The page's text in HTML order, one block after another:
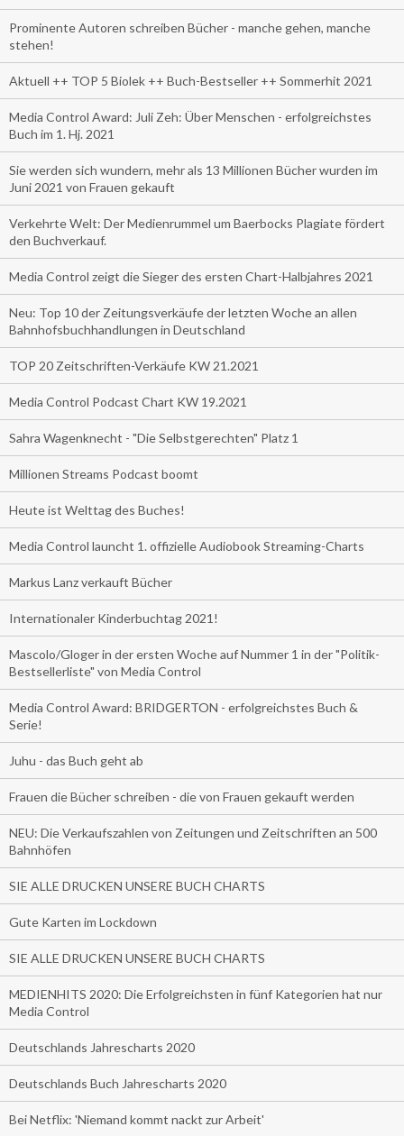
Prominente Autoren schreiben Bücher - manche gehen, manche
stehen!
Aktuell ++ TOP 5 Biolek ++ Buch-Bestseller ++ Sommerhit 2021
Media Control Award: Juli Zeh: Über Menschen - erfolgreichstes
Buch im 1. Hj. 2021
Sie werden sich wundern, mehr als 13 Millionen Bücher wurden im
Juni 2021 von Frauen gekauft
Verkehrte Welt: Der Medienrummel um Baerbocks Plagiate fördert
den Buchverkauf.
Media Control zeigt die Sieger des ersten Chart-Halbjahres 2021
Neu: Top 10 der Zeitungsverkäufe der letzten Woche an allen
Bahnhofsbuchhandlungen in Deutschland
TOP 20 Zeitschriften-Verkäufe KW 21.2021
Media Control Podcast Chart KW 19.2021
Sahra Wagenknecht - "Die Selbstgerechten" Platz 1
Millionen Streams Podcast boomt
Heute ist Welttag des Buches!
Media Control launcht 1. offizielle Audiobook Streaming-Charts
Markus Lanz verkauft Bücher
Internationaler Kinderbuchtag 2021!
Mascolo/Gloger in der ersten Woche auf Nummer 1 in der "Politik-
Bestsellerliste" von Media Control
Media Control Award: BRIDGERTON - erfolgreichstes Buch &
Serie!
Juhu - das Buch geht ab
Frauen die Bücher schreiben - die von Frauen gekauft werden
NEU: Die Verkaufszahlen von Zeitungen und Zeitschriften an 500
Bahnhöfen
SIE ALLE DRUCKEN UNSERE BUCH CHARTS
Gute Karten im Lockdown
SIE ALLE DRUCKEN UNSERE BUCH CHARTS
MEDIENHITS 2020: Die Erfolgreichsten in fünf Kategorien hat nur
Media Control
Deutschlands Jahrescharts 2020
Deutschlands Buch Jahrescharts 2020
Bei Netflix: 'Niemand kommt nackt zur Arbeit'